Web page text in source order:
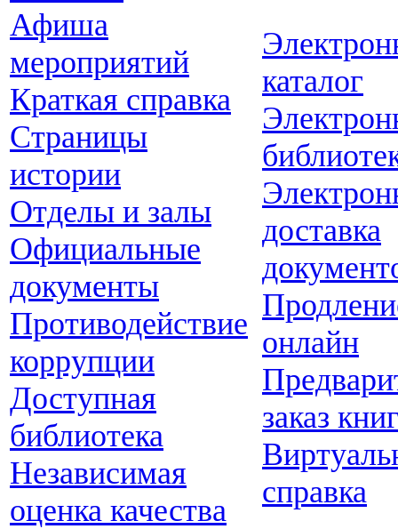
Афиша
мероприятий
Краткая справка
Страницы
истории
Отделы и залы
Официальные
документы
Противодействие
коррупции
Доступная
библиотека
Независимая
оценка качества
каталог
доставка
онлайн
заказ
справка